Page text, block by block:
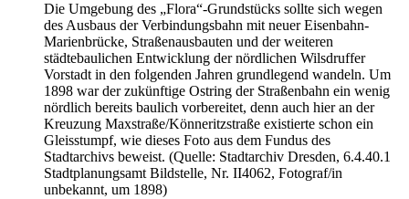
Die Umgebung des „Flora“-Grundstücks sollte sich wegen
des Ausbaus der Verbindungsbahn mit neuer Eisenbahn-
Marienbrücke, Straßenausbauten und der weiteren
städtebaulichen Entwicklung der nördlichen Wilsdruffer
Vorstadt in den folgenden Jahren grundlegend wandeln. Um
1898 war der zukünftige Ostring der Straßenbahn ein wenig
nördlich bereits baulich vorbereitet, denn auch hier an der
Kreuzung Maxstraße/Könneritzstraße existierte schon ein
Gleisstumpf, wie dieses Foto aus dem Fundus des
Stadtarchivs beweist. (Quelle: Stadtarchiv Dresden, 6.4.40.1
Stadtplanungsamt Bildstelle, Nr. II4062, Fotograf/in
unbekannt, um 1898)